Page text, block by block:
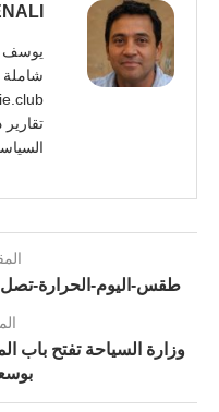
يوسف
شاملة
طقس-اليوم-الحرارة-تصل-إلى-45-درجة-مع-
وزارة السياحة تفتح باب